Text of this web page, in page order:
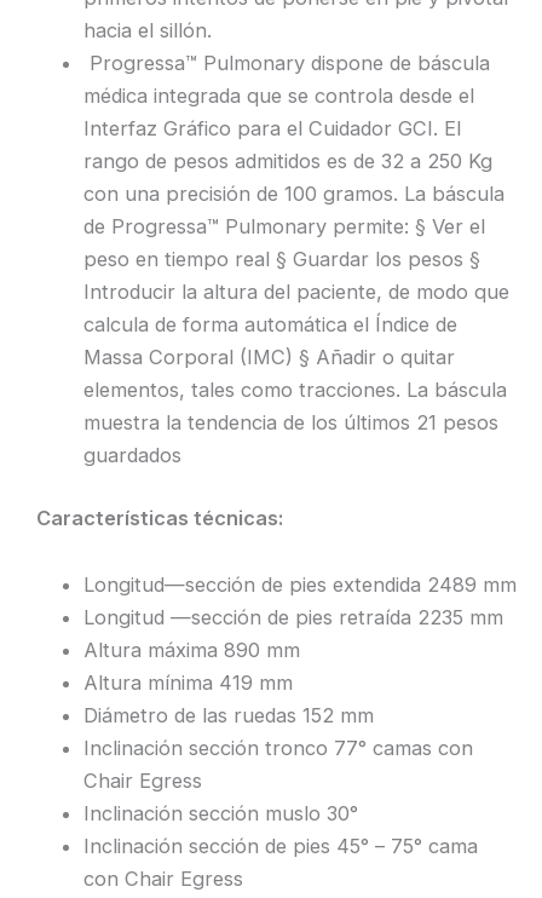
hacia el sillón.
Progressa™ Pulmonary dispone de báscula
médica integrada que se controla desde el
Interfaz Gráfico para el Cuidador GCI. El
rango de pesos admitidos es de 32 a 250 Kg
con una precisión de 100 gramos. La báscula
de Progressa™ Pulmonary permite: § Ver el
peso en tiempo real § Guardar los pesos §
Introducir la altura del paciente, de modo que
calcula de forma automática el Índice de
Massa Corporal (IMC) § Añadir o quitar
elementos, tales como tracciones. La báscula
muestra la tendencia de los últimos 21 pesos
guardados
Características técnicas:
Longitud—sección de pies extendida 2489 mm
Longitud —sección de pies retraída 2235 mm
Altura máxima 890 mm
Altura mínima 419 mm
Diámetro de las ruedas 152 mm
Inclinación sección tronco 77° camas con
Chair Egress
Inclinación sección muslo 30°
Inclinación sección de pies 45° – 75° cama
con Chair Egress